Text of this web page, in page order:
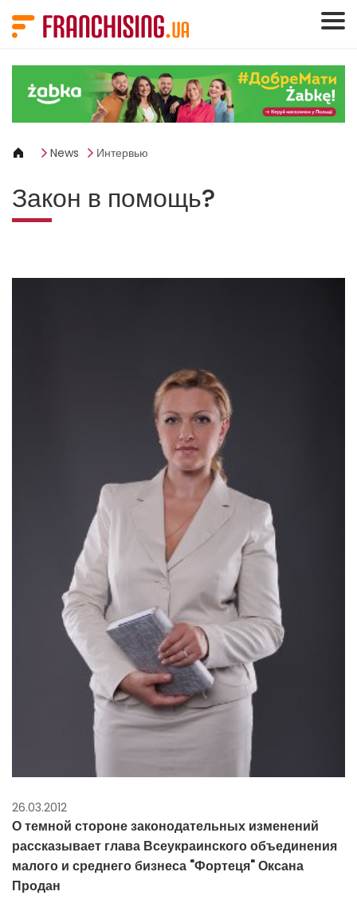
News Интервью
Закон в помощь?
26.03.2012
О темной стороне законодательных изменений
рассказывает глава Всеукраинского объединения
малого и среднего бизнеса "Фортеця" Оксана
Продан